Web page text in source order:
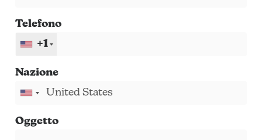
Telefono
+1
Nazione
Oggetto